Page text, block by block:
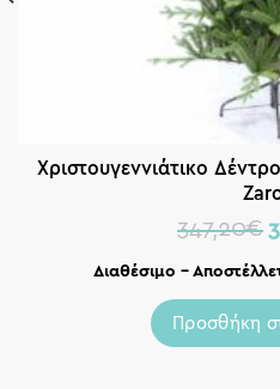
Χριστουγεννιάτικο
347,20€
Διαθέσιμο –
Προσθήκη